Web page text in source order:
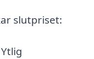
slutpriset: